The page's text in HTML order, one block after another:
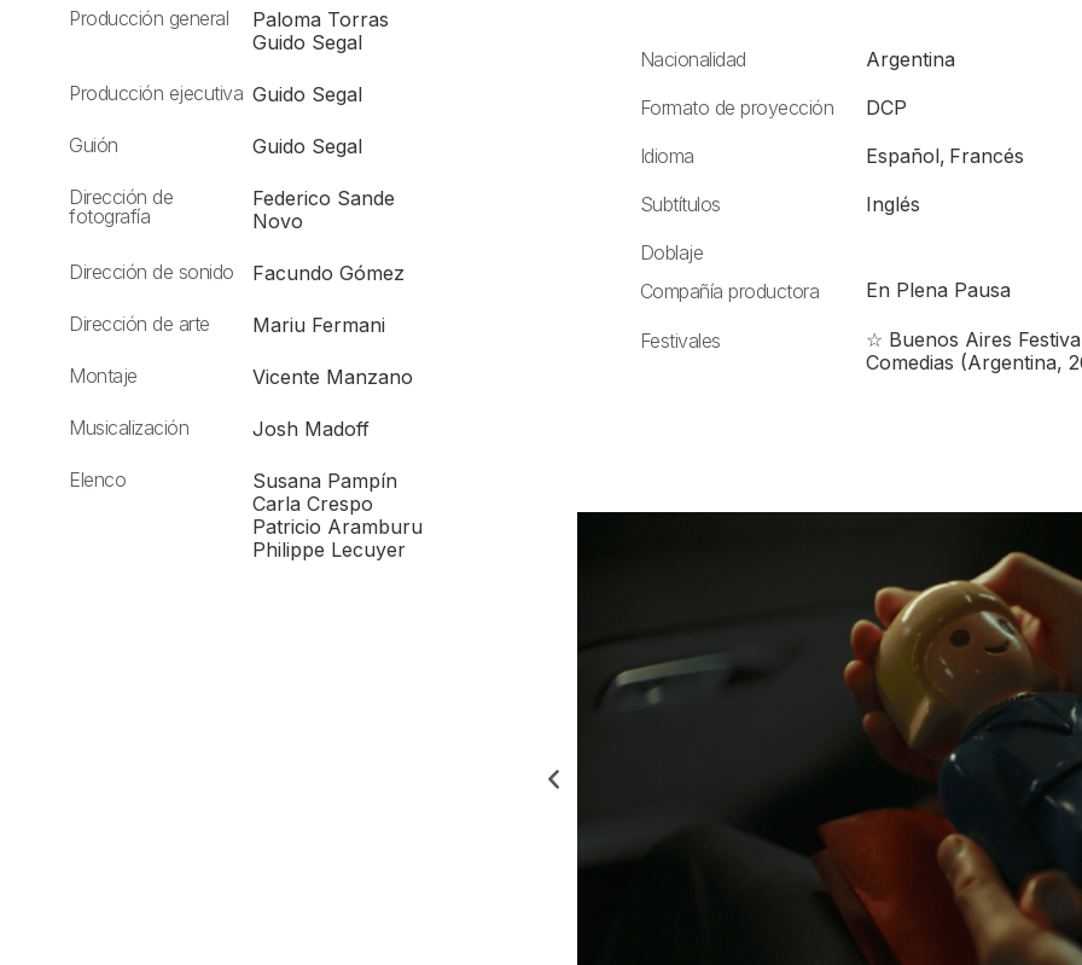
Producción general
Paloma Torras
Guido Segal
Producción ejecutiva Guido Segal
Guión Guido Segal
Dirección de
fotografía
Federico Sande
Novo
Dirección de sonido Facundo Gómez
Dirección de arte Mariu Fermani
Montaje Vicente Manzano
Musicalización Josh Madoff
Elenco
Susana Pampín
Carla Crespo
Patricio Aramburu
Philippe Lecuyer
Nacionalidad
Argentina
Formato de proyección
DCP
Idioma
Español, Francés
Subtítulos
Inglés
Doblaje
Compañía productora
En Plena Pausa
Festivales
☆ Buenos Aires
Comedias (Argentina,